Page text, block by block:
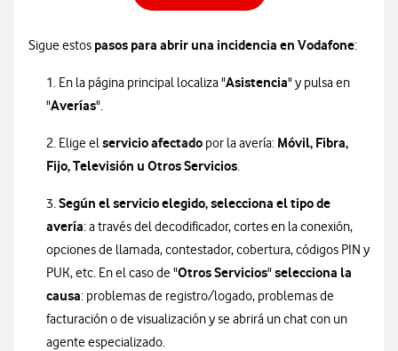
Sigue estos pasos para abrir una incidencia en Vodafone:
1. En la página principal localiza "Asistencia" y pulsa en
"Averías".
2. Elige elservicio afectado por la avería: Móvil, Fibra,
Fijo, Televisión u Otros Servicios.
3.Según el servicio elegido, selecciona el tipo de
avería: a través del decodificador, cortes en la conexión,
opciones de llamada, contestador, cobertura, códigos PIN y
PUK, etc. En el caso de "Otros Servicios" selecciona la
causa: problemas de registro/logado, problemas de
facturación o de visualización y se abrirá un chat con un
agente especializado.